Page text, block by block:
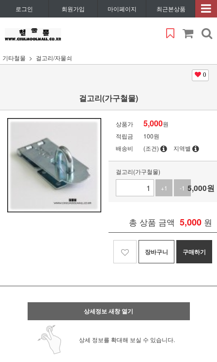
로그인 회원가입 마이페이지 최근본상품
기타철물 걸고리/자물쇠
0
걸고리(가구철물)
상품가 5,000원
적립금
100원
배송비
(조건) 지역별
걸고리(가구철물)
+1
-1 5,000원
총 상품 금액 5,000 원
장바구니 구매하기
상세정보 새창 열기
상세 정보를 확대해 보실 수 있습니다.